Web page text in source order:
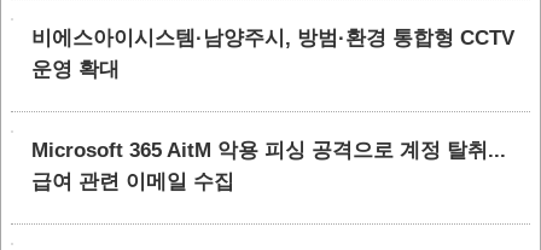
비에스아이시스템·남양주시, 방범·환경 통합형 CCTV
운영 확대
Microsoft 365 AitM 악용 피싱 공격으로 계정 탈취...
급여 관련 이메일 수집